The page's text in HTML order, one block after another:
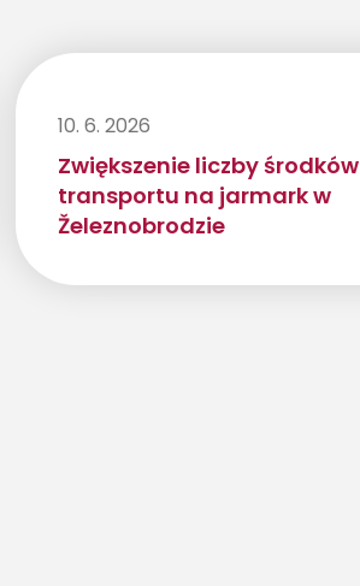
10. 6. 2026
Zwiększenie liczby środków
transportu na jarmark w
Železnobrodzie